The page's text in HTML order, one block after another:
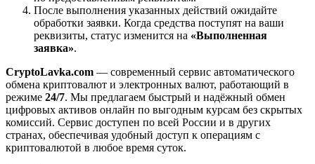
После выполнения указанных действий ожидайте
обработки заявки. Когда средства поступят на ваши
реквизиты, статус изменится на «Выполненная
заявка».
CryptoLavka.com — современный сервис автоматического
обмена криптовалют и электронных валют, работающий в
режиме 24/7. Мы предлагаем быстрый и надёжный обмен
цифровых активов онлайн по выгодным курсам без скрытых
комиссий. Сервис доступен по всей России и в других
странах, обеспечивая удобный доступ к операциям с
криптовалютой в любое время суток.